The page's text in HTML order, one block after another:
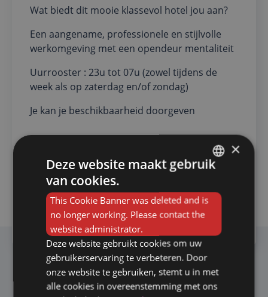
Wat biedt dit mooie klassevol hotel jou aan?
Een aangename, professionele en stijlvolle
werkomgeving met een opendeur mentaliteit
Uurrooster : 23u tot 07u (zowel tijdens de
week als op zaterdag en/of zondag)
Je kan je beschikbaarheid doorgeven
VERZENDEN
SHARE
Solliciteer op deze vacature
DUTCH
×
Deze website maakt gebruik
van cookies.
This Cookie Banner was deleted and is
no longer working. Please contact the
website administrator.
Deze website gebruikt cookies om uw
gebruikerservaring te verbeteren. Door
onze website te gebruiken, stemt u in met
alle cookies in overeenstemming met ons